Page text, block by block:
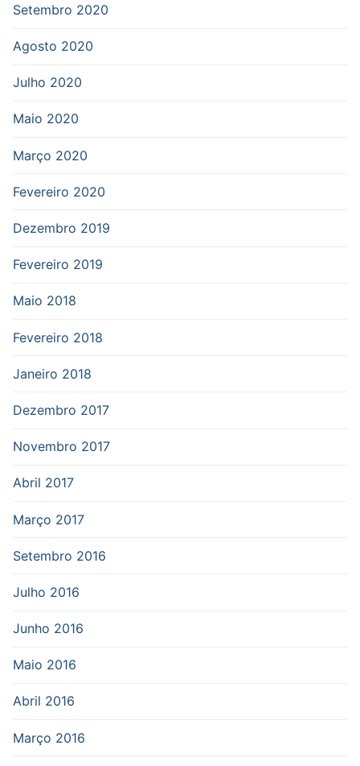
Setembro 2020
Agosto 2020
Julho 2020
Maio 2020
Março 2020
Fevereiro 2020
Dezembro 2019
Fevereiro 2019
Maio 2018
Fevereiro 2018
Janeiro 2018
Dezembro 2017
Novembro 2017
Abril 2017
Março 2017
Setembro 2016
Julho 2016
Junho 2016
Maio 2016
Abril 2016
Março 2016